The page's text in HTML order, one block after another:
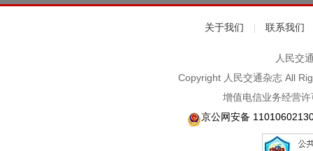
关于我们 联系我们
人民交
Copyright 人民交通杂志 All
增值电信业务经营
京公网安备